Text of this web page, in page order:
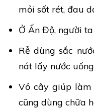
mỏi sốt rét, đau
Ở Ấn Độ, người
Rễ dùng sắc
nát lấy nước
Vỏ cây giúp làm
cũng dùng chữa